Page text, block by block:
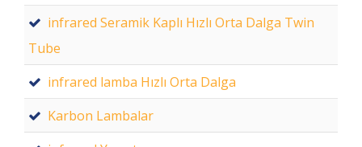
infrared Seramik Kaplı Hızlı Orta Dalga Twin
Tube
infrared lamba Hızlı Orta Dalga
Karbon Lambalar